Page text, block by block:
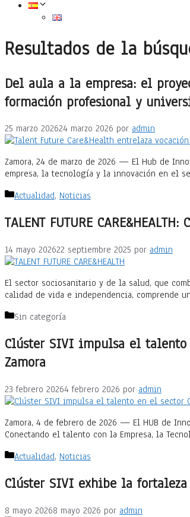
Resultados de la
Del aula a la empresa: el
formación profesional y
25 marzo 202624 marzo 2026 por admin
Zamora, 24 de marzo de 2026 — El Hub de
empresa, la tecnología y la innovación en el
Categorías
Actualidad, Noticias
TALENT FUTURE
14 mayo 202622 septiembre 2025 por admin
El sector sociosanitario y de la salud, que
calidad de vida e independencia, comprende
Categorías
Sin categoría
Clúster SIVI impulsa el talento
Zamora
23 febrero 20264 febrero 2026 por admin
Zamora, 4 de febrero de 2026 — El HUB de
Conectando el talento con la Empresa, la
Categorías
Actualidad, Noticias
Clúster SIVI exhibe la fortaleza
8 mayo 20268 mayo 2026 por admin